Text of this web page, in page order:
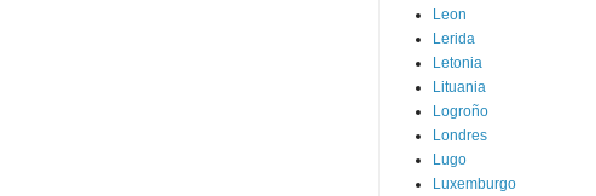
Leon
Lerida
Letonia
Lituania
Logroño
Londres
Lugo
Luxemburgo